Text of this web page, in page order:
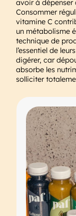
avoir à dépenser
Consommer
vitamine C
un métabolisme
technique de
l’essentiel de
digérer, car
absorbe les
solliciter